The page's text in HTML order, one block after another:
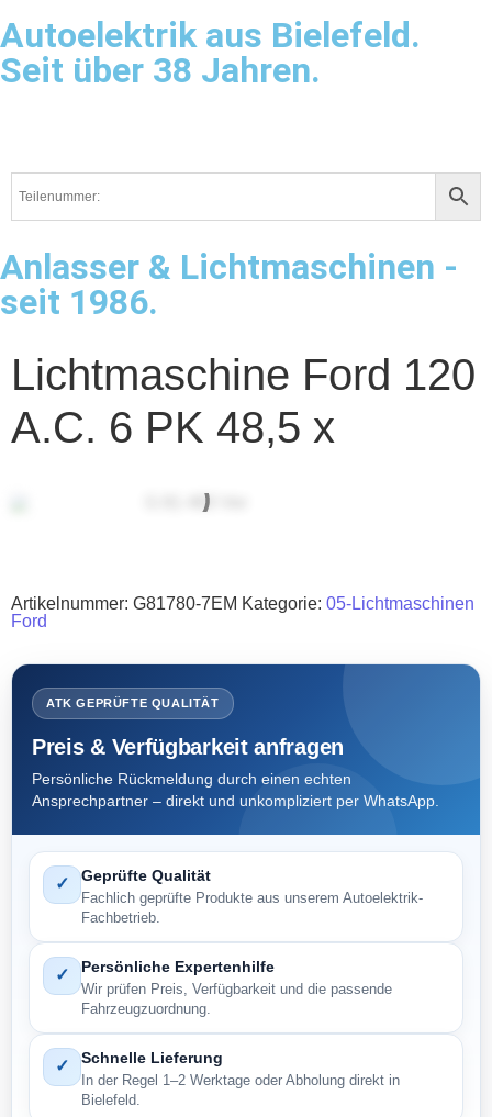
Autoelektrik aus Bielefeld.
Seit über 38 Jahren.
Anlasser & Lichtmaschinen -
seit 1986.
Lichtmaschine Ford 120
A.C. 6 PK 48,5 x
Artikelnummer: G81780-7EM Kategorie: 05-Lichtmaschinen
Ford
ATK GEPRÜFTE QUALITÄT
Preis & Verfügbarkeit anfragen
Persönliche Rückmeldung durch einen echten
Ansprechpartner – direkt und unkompliziert per WhatsApp.
✓ Geprüfte Qualität
Fachlich geprüfte Produkte aus unserem Autoelektrik-
Fachbetrieb.
✓ Persönliche Expertenhilfe
Wir prüfen Preis, Verfügbarkeit und die passende
Fahrzeugzuordnung.
✓ Schnelle Lieferung
In der Regel 1–2 Werktage oder Abholung direkt in
Bielefeld.